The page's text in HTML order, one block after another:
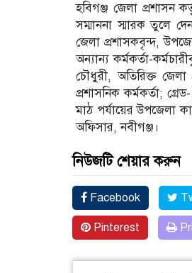
হবিগঞ্জ জেলা প্রশাসন
সম্মাননা স্মারক তুলে
জেলা প্রশাসকবৃন্দ,
অন্যান্য কর্মকর্তা-
চৌধুরী, অতিরিক্ত জেলা
প্রশাসনিক কর্মকর্তা;
মাঠ পর্যায়ের উপজেলা
অফিসার, নবীগঞ্জ।
নিউজটি শেয়ার করুন
Facebook
Pinterest